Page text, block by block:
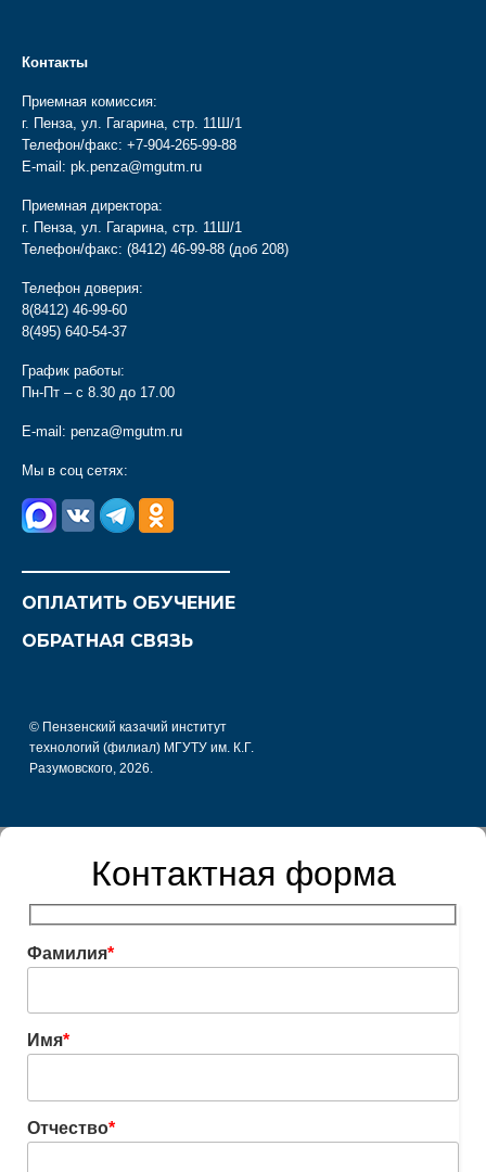
Контакты
Приемная комиссия:
г. Пенза, ул. Гагарина, стр. 11Ш/1
Телефон/факс: +7-904-265-99-88
E-mail: pk.penza@mgutm.ru
Приемная директора:
г. Пенза, ул. Гагарина, стр. 11Ш/1
Телефон/факс: (8412) 46-99-88 (доб 208)
Телефон доверия:
8(8412) 46-99-60
8(495) 640-54-37
График работы:
Пн-Пт – с 8.30 до 17.00
E-mail: penza@mgutm.ru
Мы в соц сетях:
ОПЛАТИТЬ ОБУЧЕНИЕ
ОБРАТНАЯ СВЯЗЬ
© Пензенский казачий институт
технологий (филиал) МГУТУ им. К.Г.
Разумовского, 2026.
Контактная форма
Фамилия*
Имя*
Отчество*